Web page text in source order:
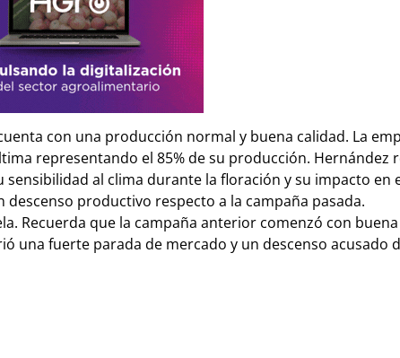
con una producción normal y buena calidad. La
representando el 85% de su producción. Hernández
al clima durante la floración y su impacto en
productivo respecto a la campaña pasada.
Recuerda que la campaña anterior comenzó con
una fuerte parada de mercado y un descenso acusado